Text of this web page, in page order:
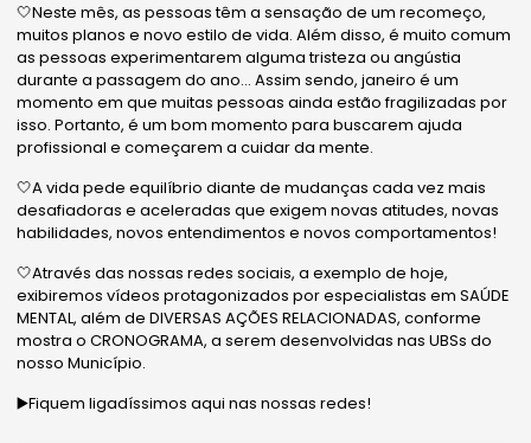
🤍Neste mês, as pessoas têm a sensação de um recomeço,
muitos planos e novo estilo de vida. Além disso, é muito comum
as pessoas experimentarem alguma tristeza ou angústia
durante a passagem do ano… Assim sendo, janeiro é um
momento em que muitas pessoas ainda estão fragilizadas por
isso. Portanto, é um bom momento para buscarem ajuda
profissional e começarem a cuidar da mente.
🤍A vida pede equilíbrio diante de mudanças cada vez mais
desafiadoras e aceleradas que exigem novas atitudes, novas
habilidades, novos entendimentos e novos comportamentos!
🤍Através das nossas redes sociais, a exemplo de hoje,
exibiremos vídeos protagonizados por especialistas em SAÚDE
MENTAL, além de DIVERSAS AÇÕES RELACIONADAS, conforme
mostra o CRONOGRAMA, a serem desenvolvidas nas UBSs do
nosso Município.
▶️Fiquem ligadíssimos aqui nas nossas redes!